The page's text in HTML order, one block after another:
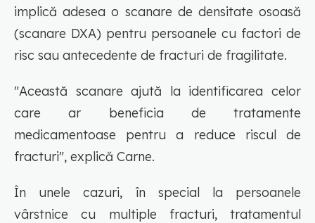
implică adesea o scanare de densitate osoasă
(scanare DXA) pentru persoanele cu factori de
risc sau antecedente de fracturi de fragilitate.
"Această scanare ajută la identificarea celor
care ar beneficia de tratamente
medicamentoase pentru a reduce riscul de
fracturi", explică Carne.
În unele cazuri, în special la persoanele
vârstnice cu multiple fracturi, tratamentul